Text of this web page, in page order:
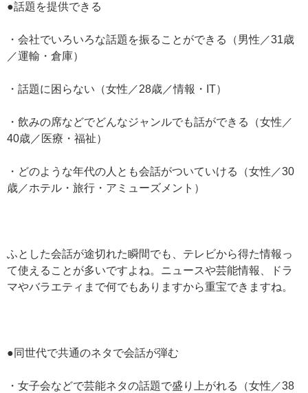
●話題を提供できる
・会社でいろいろな話題を振ることができる（男性／31歳
／運輸・倉庫）
・話題に困らない（女性／28歳／情報・IT）
・飲みの席などでどんなジャンルでも話ができる（女性／
40歳／医療・福祉）
・どのような年代の人とも会話がついていける（女性／30
歳／ホテル・旅行・アミューズメント）
ふとした会話が途切れた瞬間でも、テレビから得た情報っ
て使えることが多いですよね。ニュースや芸能情報、ドラ
マやバラエティまで何でもありますから重宝できますね。
●同世代で共通のネタで会話が弾む
・女子会などで芸能ネタの話題で盛り上がれる（女性／38